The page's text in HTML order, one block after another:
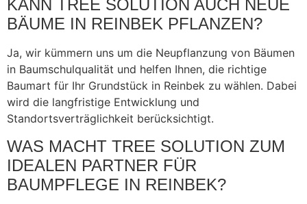
KANN TREE SOLUTION AUCH NEUE
BÄUME IN REINBEK PFLANZEN?
Ja, wir kümmern uns um die Neupflanzung von Bäumen
in Baumschulqualität und helfen Ihnen, die richtige
Baumart für Ihr Grundstück in Reinbek zu wählen. Dabei
wird die langfristige Entwicklung und
Standortsverträglichkeit berücksichtigt.
WAS MACHT TREE SOLUTION ZUM
IDEALEN PARTNER FÜR
BAUMPFLEGE IN REINBEK?